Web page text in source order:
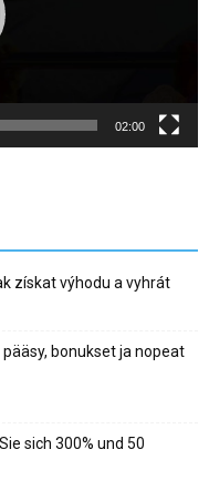
02:00
získat výhodu a vyhrát
bonukset ja nopeat
sich 300% und 50